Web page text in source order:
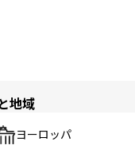
地域
ヨーロッパ